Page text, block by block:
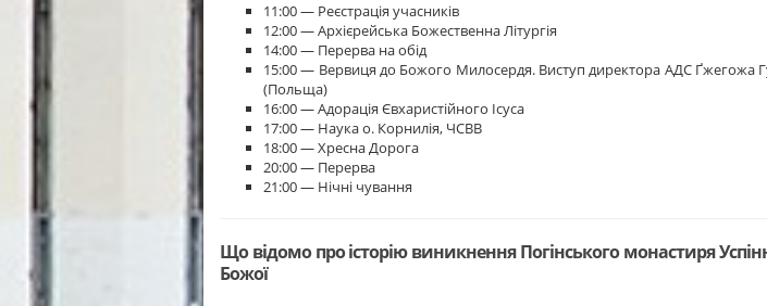
11:00 — Реєстрація учасників
12:00 — Архієрейська Божественна Літургія
14:00 — Перерва на обід
15:00 — Вервиця до Божого Милосердя. Виступ директора АДС Ґжегожа
(Польща)
16:00 — Адорація Євхаристійного Icyca
17:00 — Наука о. Корнилія, ЧСВВ
18:00 — Хресна Дорога
20:00 — Перерва
21:00 — Нічні чування
Що відомо про історію виникнення Погінського монастиря
Божої